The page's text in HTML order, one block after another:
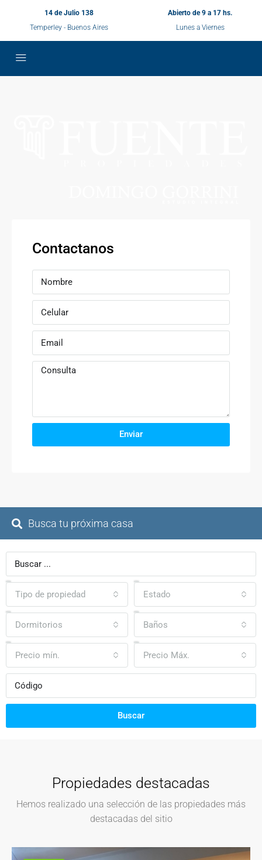
14 de Julio 138
Temperley - Buenos Aires
Abierto de 9 a 17 hs.
Lunes a Viernes
Contactanos
Enviar
Busca tu próxima casa
Tipo de propiedad Estado
Dormitorios Baños
Precio mín. Precio Máx.
Buscar
Propiedades destacadas
Hemos realizado una selección de las propiedades más
destacadas del sitio